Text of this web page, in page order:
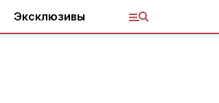
Эксклюзивы